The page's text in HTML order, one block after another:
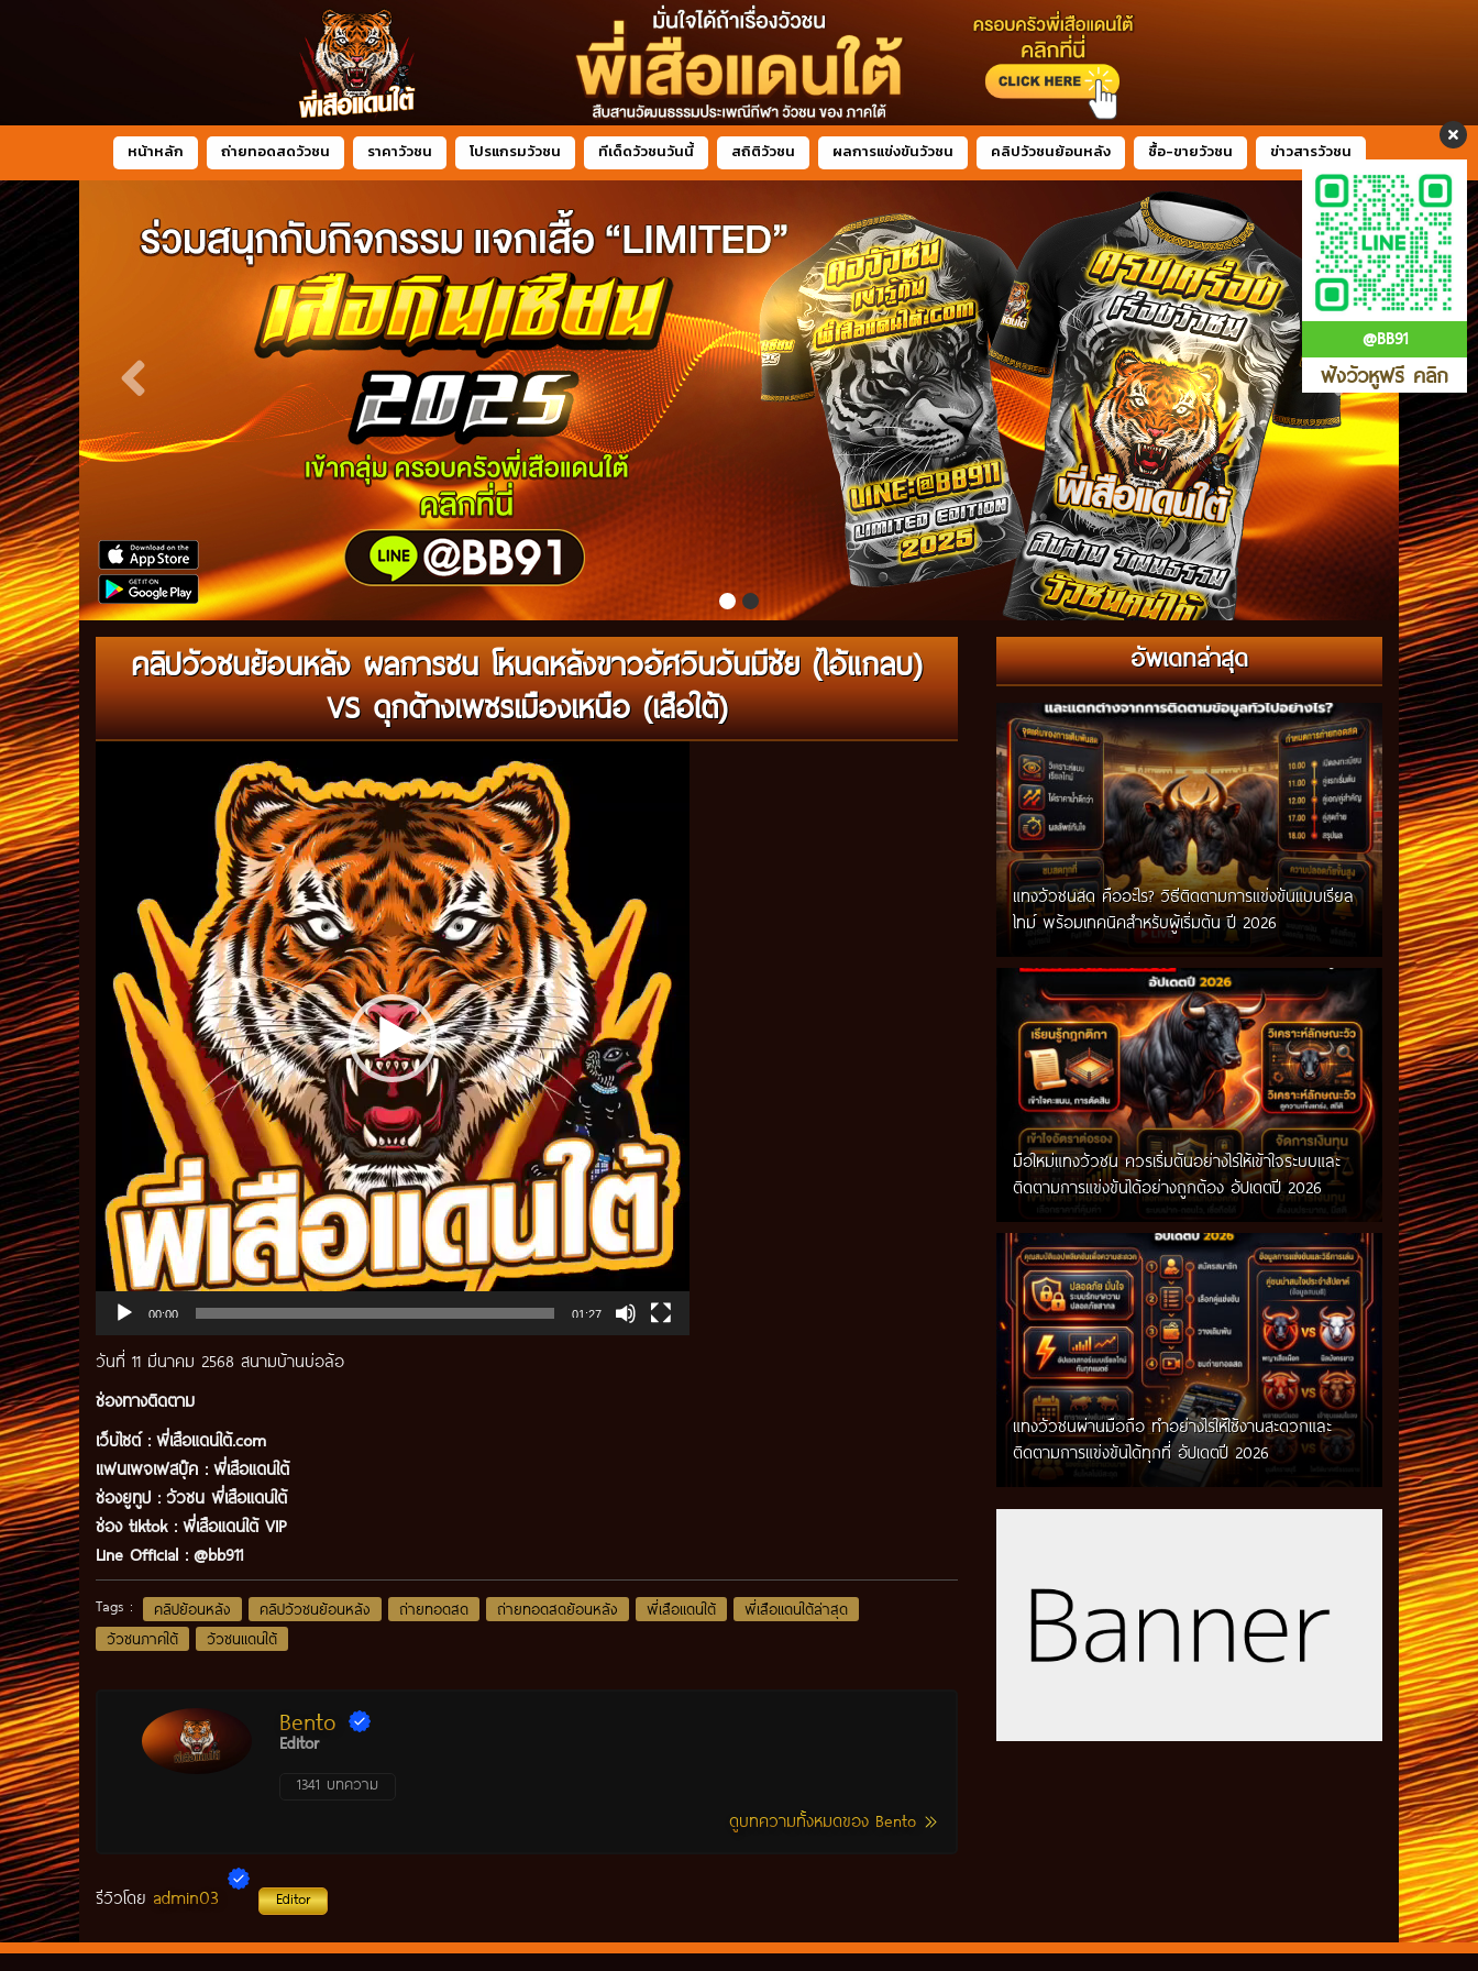
@BB91
ฟังวัวหูฟรี คลิก
หน้าหลัก ถ่ายทอดสดวัวชน ราคาวัวชน โปรแกรมวัวชน ทีเด็ดวัวชนวันนี้ สถิติวัวชน ผลการแข่งขันวัวชน คลิปวัวชนย้อนหลัง ซื้อ-ขายวัวชน ข่าวสารวัวชน
คลิปวัวชนย้อนหลัง ผลการชน โหนดหลังขาวอัศวินวันมีชัย (ไอ้แกลบ)
VS ดุกด้างเพชรเมืองเหนือ (เสือใต้)
00:00 01:27
วันที่ 11 มีนาคม 2568 สนามบ้านบ่อล้อ
ช่องทางติดตาม
เว็บไซต์ : พี่เสือแดนใต้.com
แฟนเพจเฟสบุ๊ค : พี่เสือแดนใต้
ช่องยูทูป : วัวชน พี่เสือแดนใต้
ช่อง tiktok : พี่เสือแดนใต้ VIP
Line Official : @bb911
Tags : คลิปย้อนหลัง คลิปวัวชนย้อนหลัง ถ่ายทอดสด ถ่ายทอดสดย้อนหลัง พี่เสือแดนใต้
พี่เสือแดนใต้ล่าสุด
วัวชนภาคใต้
วัวชนแดนใต้
Bento
Editor
1341 บทความ
ดูบทความทั้งหมดของ Bento
รีวิวโดย admin03 Editor
อัพเดทล่าสุด
แทงวัวชนสด คืออะไร? วิธีติดตามการแข่งขันแบบเรียล
ไทม์ พร้อมเทคนิคสำหรับผู้เริ่มต้น ปี 2026
มือใหม่แทงวัวชน ควรเริ่มต้นอย่างไรให้เข้าใจระบบและ
ติดตามการแข่งขันได้อย่างถูกต้อง อัปเดตปี 2026
แทงวัวชนผ่านมือถือ ทำอย่างไรให้ใช้งานสะดวกและ
ติดตามการแข่งขันได้ทุกที่ อัปเดตปี 2026